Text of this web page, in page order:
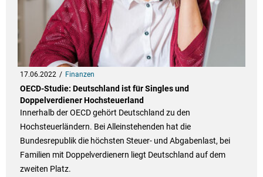
17.06.2022 Finanzen
OECD-Studie: Deutschland ist für Singles und
Doppelverdiener Hochsteuerland
Innerhalb der OECD gehört Deutschland zu den
Hochsteuerländern. Bei Alleinstehenden hat die
Bundesrepublik die höchsten Steuer- und Abgabenlast, bei
Familien mit Doppelverdienern liegt Deutschland auf dem
zweiten Platz.